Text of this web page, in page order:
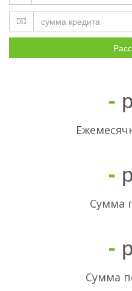
-
-
Cумма
-
Сумма